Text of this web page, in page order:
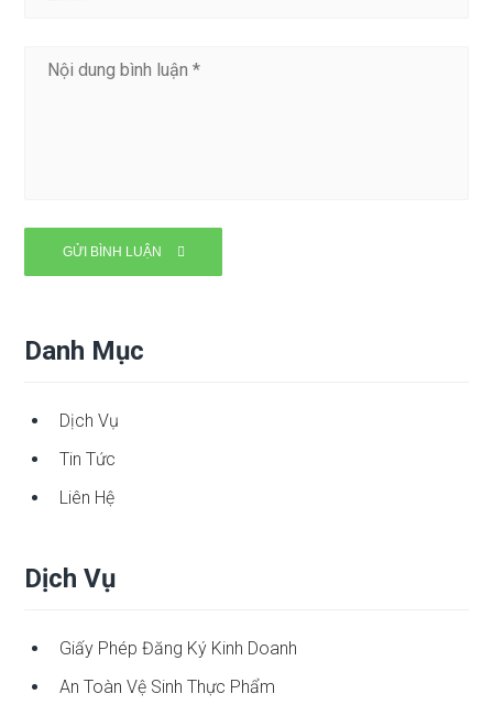
Danh Mục
Dịch Vụ
Tin Tức
Liên Hệ
Dịch Vụ
Giấy Phép Đăng Ký Kinh Doanh
An Toàn Vệ Sinh Thực Phẩm